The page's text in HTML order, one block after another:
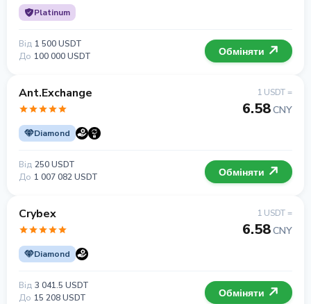
Platinum
Від 1 500 USDT
До 100 000 USDT Обміняти
Ant.Exchange
Diamond
1 USDT =
6.58CNY
Від 250 USDT
До 1 007 082 USDT Обміняти
Crybex
Diamond
1 USDT =
6.58CNY
Від 3 041.5 USDT
До 15 208 USDT Обміняти